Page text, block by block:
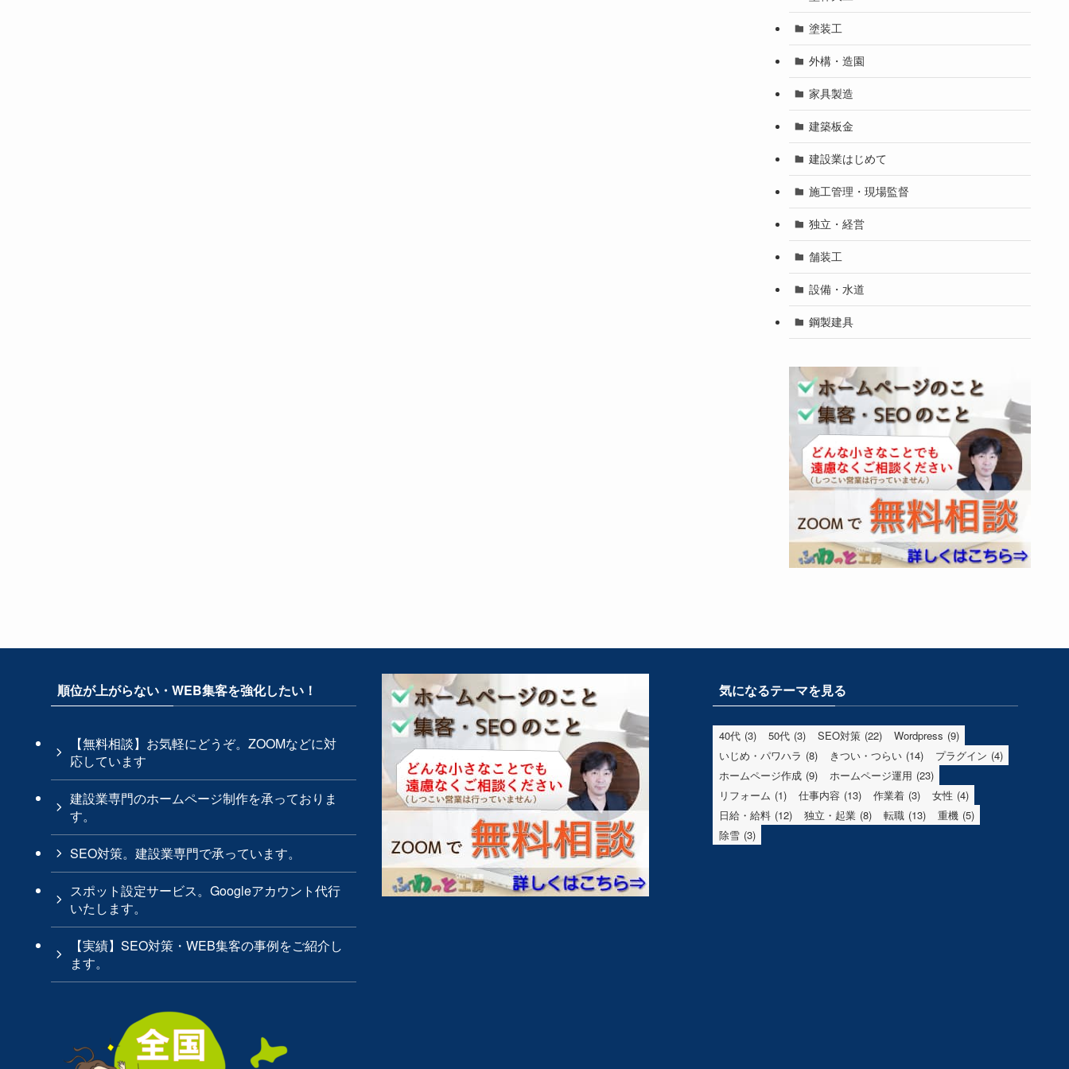
塗装工
外構・造園
家具製造
建築板金
建設業はじめて
施工管理・現場監督
独立・経営
舗装工
設備・水道
鋼製建具
順位が上がらない・WEB集客を強化したい！
【無料相談】お気軽にどうぞ。ZOOMなどに対
応しています
建設業専門のホームページ制作を承っておりま
す。
SEO対策。建設業専門で承っています。
スポット設定サービス。Googleアカウント代行
いたします。
【実績】SEO対策・WEB集客の事例をご紹介し
ます。
気になるテーマを見る
40代 (3) 50代 (3) SEO対策 (22) Wordpress (9)
いじめ・パワハラ (8) きつい・つらい (14) プラグイン (4)
ホームページ作成 (9) ホームページ運用 (23)
リフォーム (1) 仕事内容 (13) 作業着 (3) 女性 (4)
日給・給料 (12) 独立・起業 (8) 転職 (13) 重機 (5)
除雪 (3)